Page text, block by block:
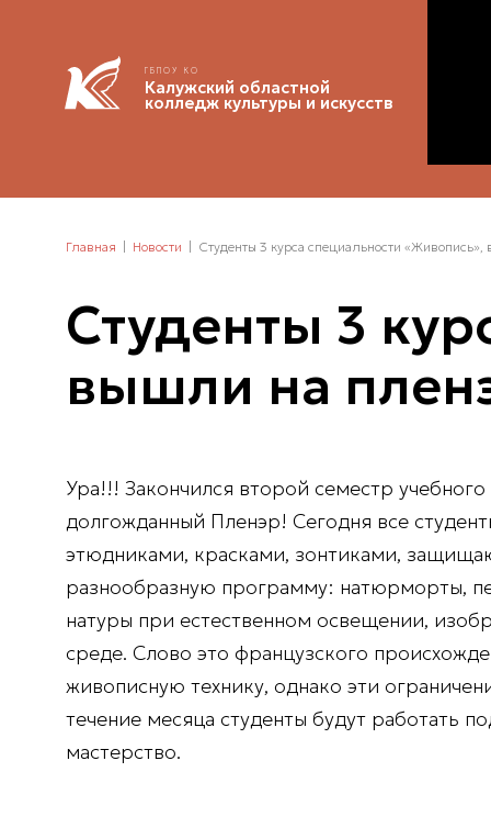
ГБПОУ КО
Калужский областной
колледж культуры и искусств
Главная Новости Студенты 3 курса специальности
Студенты 3
вышли на
Ура!!! Закончился второй семестр
долгожданный Пленэр! Сегодня все
этюдниками, красками, зонтиками,
разнообразную программу: натюрморты,
натуры при естественном освещении,
среде. Слово это французского
живописную технику, однако эти
течение месяца студенты будут работать
мастерство.